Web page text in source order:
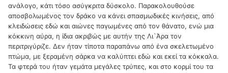
ανάλογο, κάτι τόσο ασύγκριτα δύσκολο. Παρακολουθούσε
αποσβολωμένος τον δράκο να κάνει σπασμωδικές κινήσεις, από
κλειδώσεις εδώ και αιώνες παγωμένες από τον θάνατο, ενώ μια
κόκκινη αύρα, η ίδια ακριβώς με αυτήν της Λι`Άρα τον
περιτριγύριζε. Δεν ήταν τίποτα παραπάνω από ένα σκελετωμένο
πτώμα, με ξεραμένη σάρκα να καλύπτει εδώ και εκεί τα κόκκαλα.
Τα φτερά του ήταν γεμάτα μεγάλες τρύπες, και στο κορμί του τα